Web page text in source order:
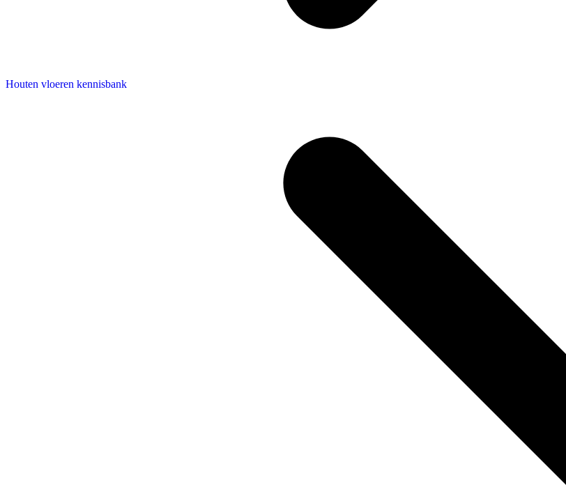
Houten vloeren kennisbank